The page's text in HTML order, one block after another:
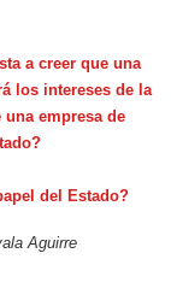
a creer que una
los intereses de la
empresa de
del Estado?
Aguirre